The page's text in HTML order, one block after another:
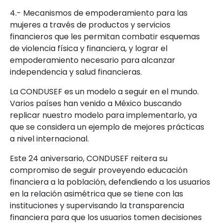
4.- Mecanismos de empoderamiento para las
mujeres a través de productos y servicios
financieros que les permitan combatir esquemas
de violencia física y financiera, y lograr el
empoderamiento necesario para alcanzar
independencia y salud financieras.
La CONDUSEF es un modelo a seguir en el mundo.
Varios países han venido a México buscando
replicar nuestro modelo para implementarlo, ya
que se considera un ejemplo de mejores prácticas
a nivel internacional.
Este 24 aniversario, CONDUSEF reitera su
compromiso de seguir proveyendo educación
financiera a la población, defendiendo a los usuarios
en la relación asimétrica que se tiene con las
instituciones y supervisando la transparencia
financiera para que los usuarios tomen decisiones